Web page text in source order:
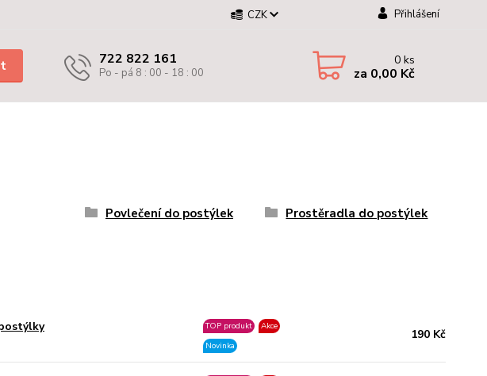
CZK Přihlášení
722 822 161
Po - pá 8 : 00 - 18 : 00
0ks
za 0,00 Kč
Povlečení do postýlek
Prostěradla do postýlek
TOP produkt
Akce
Novinka
190 Kč